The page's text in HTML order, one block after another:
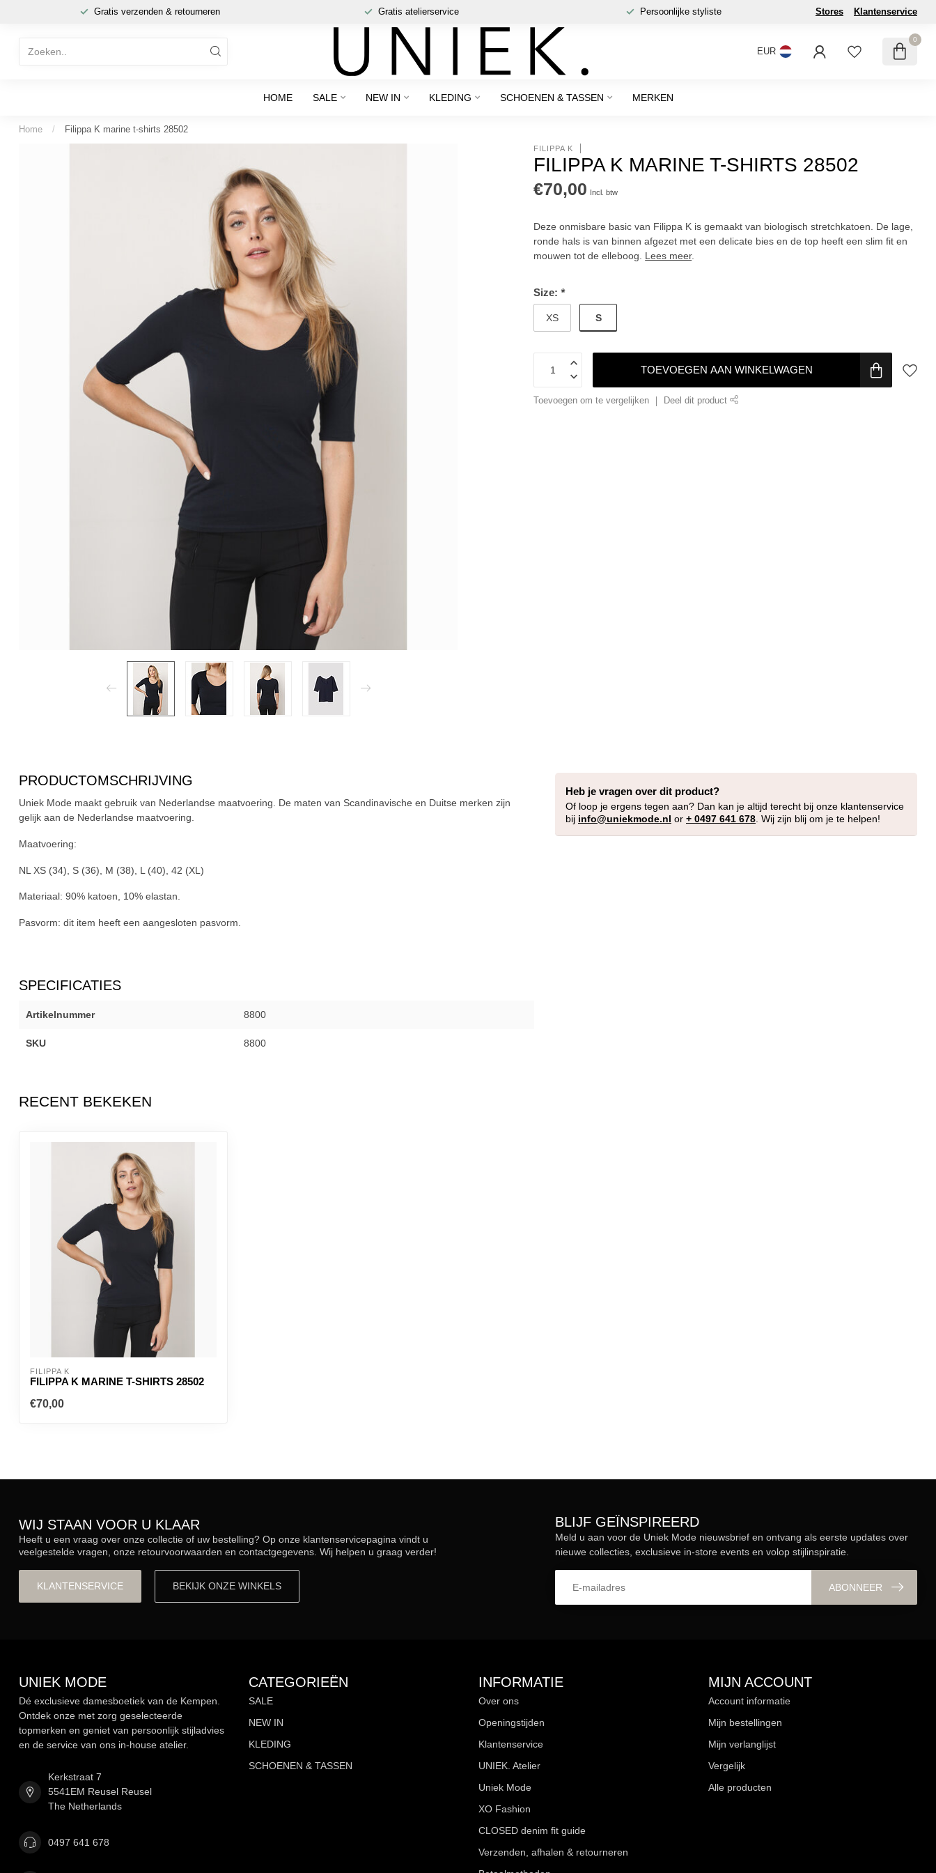
Gratis verzenden & retourneren Gratis atelierservice Persoonlijke styliste Stores Klantenservice
EUR
0
HOME SALE NEW IN KLEDING SCHOENEN & TASSEN MERKEN
Home / Filippa K marine t-shirts 28502
FILIPPA K
FILIPPA K MARINE T-SHIRTS 28502
€70,00 Incl. btw
Deze onmisbare basic van Filippa K is gemaakt van biologisch stretchkatoen. De lage,
ronde hals is van binnen afgezet met een delicate bies en de top heeft een slim fit en
mouwen tot de elleboog. Lees meer.
Size:*
XS S
TOEVOEGEN AAN WINKELWAGEN
Toevoegen om te vergelijken Deel dit product
PRODUCTOMSCHRIJVING
Uniek Mode maakt gebruik van Nederlandse maatvoering. De maten van Scandinavische en Duitse merken zijn
gelijk aan de Nederlandse maatvoering.
Maatvoering:
NL XS (34), S (36), M (38), L (40), 42 (XL)
Materiaal: 90% katoen, 10% elastan.
Pasvorm: dit item heeft een aangesloten pasvorm.
SPECIFICATIES
Artikelnummer 8800
SKU 8800
Heb je vragen over dit product?
Of loop je ergens tegen aan? Dan kan je altijd terecht bij onze klantenservice
bij info@uniekmode.nl or + 0497 641 678 . Wij zijn blij om je te helpen!
RECENT BEKEKEN
FILIPPA K
FILIPPA K MARINE T-SHIRTS 28502
€70,00
WIJ STAAN VOOR U KLAAR
Heeft u een vraag over onze collectie of uw bestelling? Op onze klantenservicepagina vindt u
veelgestelde vragen, onze retourvoorwaarden en contactgegevens. Wij helpen u graag verder!
KLANTENSERVICE BEKIJK ONZE WINKELS
BLIJF GEÏNSPIREERD
Meld u aan voor de Uniek Mode nieuwsbrief en ontvang als eerste updates over
nieuwe collecties, exclusieve in-store events en volop stijlinspiratie.
ABONNEER
UNIEK MODE
Dé exclusieve damesboetiek van de Kempen.
Ontdek onze met zorg geselecteerde
topmerken en geniet van persoonlijk stijladvies
en de service van ons in-house atelier.
Kerkstraat 7
5541EM Reusel Reusel
The Netherlands
0497 641 678
CATEGORIEËN
SALE
NEW IN
KLEDING
SCHOENEN & TASSEN
INFORMATIE
Over ons
Openingstijden
Klantenservice
UNIEK. Atelier
Uniek Mode
XO Fashion
CLOSED denim fit guide
Verzenden, afhalen & retourneren
MIJN ACCOUNT
Account informatie
Mijn bestellingen
Mijn verlanglijst
Vergelijk
Alle producten